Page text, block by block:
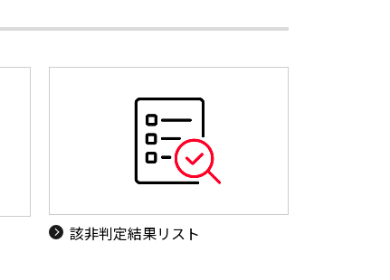
該非判定結果リスト